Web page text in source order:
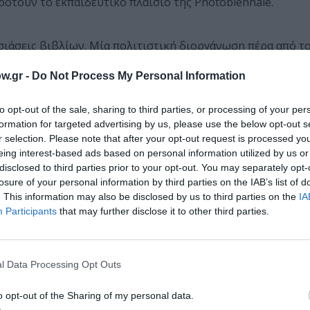
- Do Not Process My Personal Information
opt-out of the sale, sharing to third parties, or processing of your
for targeted advertising by us, please use the below opt-out
selection. Please note that after your opt-out request is processed
interest-based ads based on personal information utilized by us
to third parties prior to your opt-out. You may separately
of your personal information by third parties on the IAB’s list of
This information may also be disclosed by us to third parties on the
Participants that may further disclose it to other third parties.
Data Processing Opt Outs
opt-out of the Sharing of my personal data.
βιβλίων. Μία πολιτιστική διοργάνωση πέρα από
ως τόπος συνάντησης των διαφορετικών τεχνών και ως
πρώτοι όλες τις ειδήσεις
στοCulturenow.gr
Δες